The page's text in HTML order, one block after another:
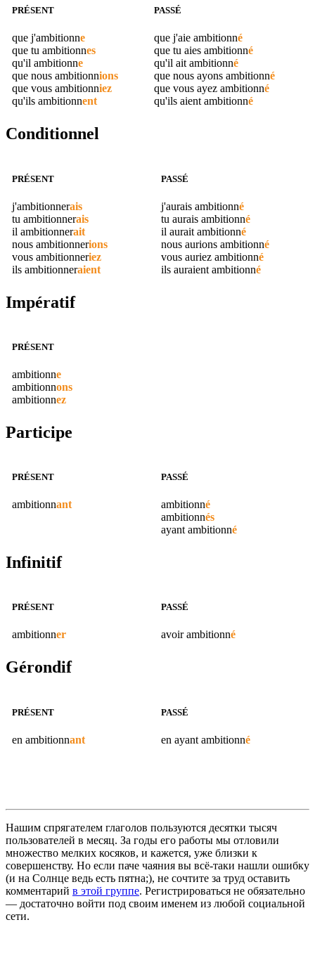
PRÉSENT
que j'ambitionne
que tu ambitionnes
qu'il ambitionne
que nous ambitionnions
que vous ambitionniez
qu'ils ambitionnent
PASSÉ
que j'aie ambitionné
que tu aies ambitionné
qu'il aitambitionné
que nous ayons ambitionné
que vous ayez ambitionné
qu'ils aientambitionné
Conditionnel
PRÉSENT
j'ambitionnerais
tu ambitionnerais
il ambitionnerait
nous ambitionnerions
vous ambitionneriez
ils ambitionneraient
PASSÉ
j'aurais ambitionné
tu aurais ambitionné
il aurait ambitionné
nous aurions ambitionné
vous auriez ambitionné
ils auraient ambitionné
Impératif
PRÉSENT
ambitionne
ambitionnons
ambitionnez
Participe
PRÉSENT
ambitionnant
PASSÉ
ambitionné
ambitionnés
ayant ambitionné
Infinitif
PRÉSENT
ambitionner
PASSÉ
avoirambitionné
Gérondif
PRÉSENT
en ambitionnant
PASSÉ
en ayant ambitionné
Нашим спрягателем глаголов пользуются десятки тысяч
пользователей в месяц. За годы его работы мы отловили
множество мелких косяков, и кажется, уже близки к
совершенству. Но если паче чаяния вы всё-таки нашли ошибку
(и на Солнце ведь есть пятна;), не сочтите за труд оставить
комментарий в этой группе. Регистрироваться не обязательно
— достаточно войти под своим именем из любой социальной
сети.